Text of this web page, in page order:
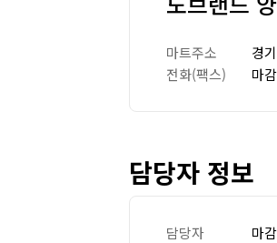
마트주소 경
전화(팩스)
마
담당자 정보
담당자 마